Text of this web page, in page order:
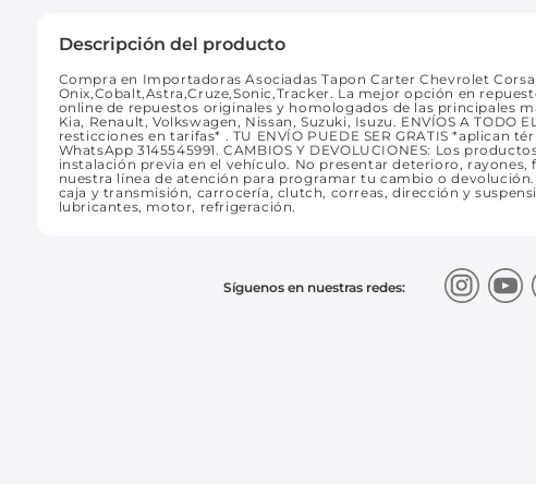
Descripción del producto
Compra en Importadoras Asociadas Tapon Carter Chevrolet
Onix,Cobalt,Astra,Cruze,Sonic,Tracker. La mejor opción en
online de repuestos originales y homologados de las principales
Kia, Renault, Volkswagen, Nissan, Suzuki, Isuzu. ENVÍOS A TODO
resticciones en tarifas* . TU ENVÍO PUEDE SER GRATIS *aplican
WhatsApp 3145545991. CAMBIOS Y DEVOLUCIONES: Los
instalación previa en el vehículo. No presentar deterioro,
nuestra línea de atención para programar tu cambio o
caja y transmisión, carrocería, clutch, correas, dirección y
lubricantes, motor, refrigeración.
Síguenos en nuestras redes: